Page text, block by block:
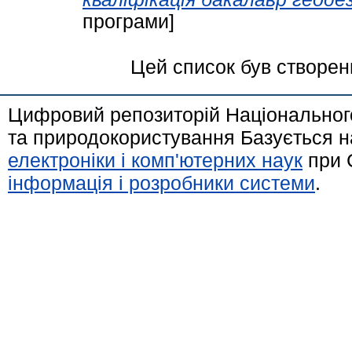
програми]
Цей список був
Цифровий репозиторій
та природокористування Базується
електроніки і комп'ютерних наук при
інформація і розробники системи.